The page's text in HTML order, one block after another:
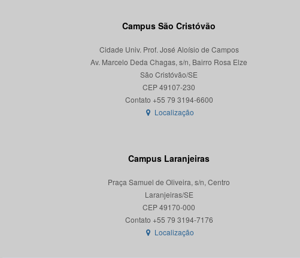
Campus São Cristóvão
Cidade Univ. Prof. José Aloísio de Campos
Av. Marcelo Deda Chagas, s/n, Bairro Rosa Elze
São Cristóvão/SE
CEP 49107-230
Localização
Campus Laranjeiras
Praça Samuel de Oliveira, s/n, Centro
Laranjeiras/SE
CEP 49170-000
Localização